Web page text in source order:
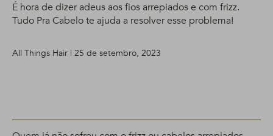
É hora de dizer adeus aos fios arrepiados e com frizz.
Tudo Pra Cabelo te ajuda a resolver esse problema!
All Things Hair | 25 de setembro, 2023